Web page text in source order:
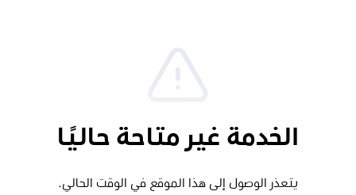
الخدمة غير متاحة حاليًا
يتعذر الوصول إلى هذا الموقع في الوقت الحالي.